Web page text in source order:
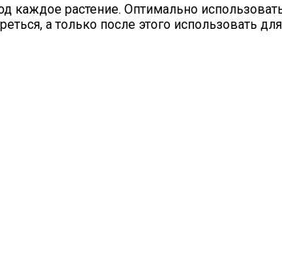
каждое растение. Оптимально
а только после этого использовать